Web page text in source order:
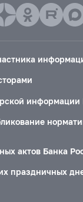
информации
актов Банка
праздничных